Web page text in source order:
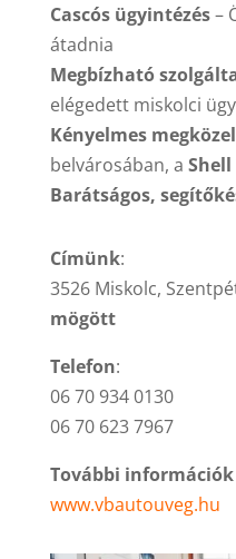
Cascós ügyintézés–
átadnia
Megbízható
elégedett miskolci
Kényelmes
belvárosában, a
Barátságos,
Címünk:
3526 Miskolc,
mögött
Telefon:
06 70 934 0130
06 70 623 7967
További
www.vbautouveg.hu